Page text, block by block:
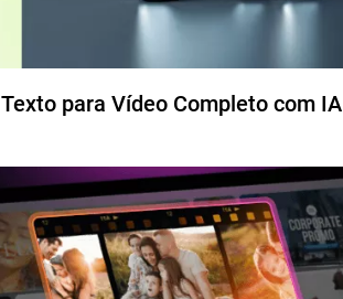
Texto para Vídeo Completo com IA